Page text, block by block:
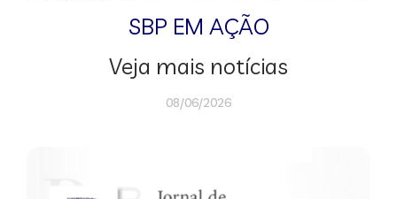
SBP EM AÇÃO
Veja mais notícias
08/06/2026